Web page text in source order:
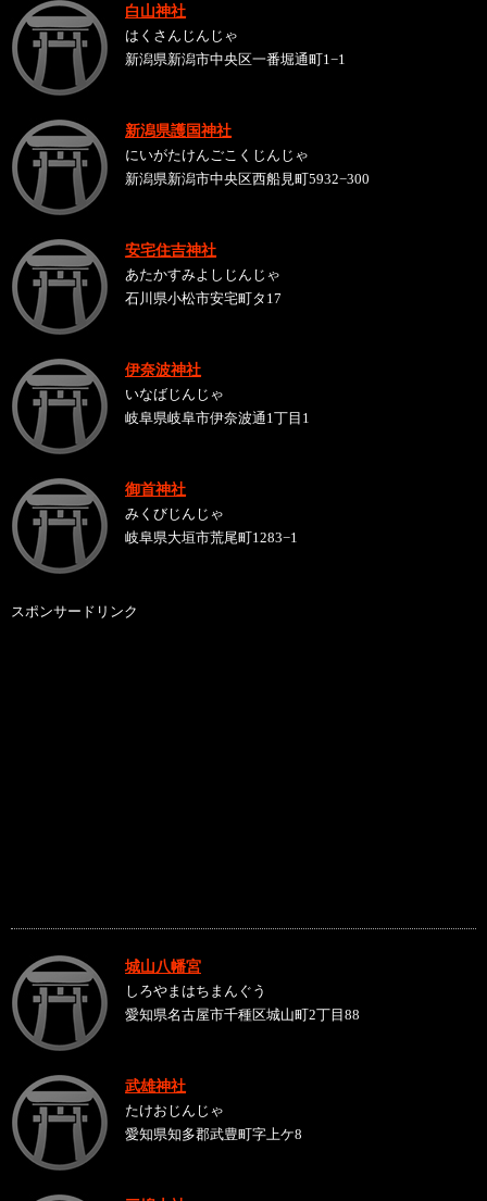
白山神社
はくさんじんじゃ
新潟県新潟市中央区一番堀通町1−1
新潟県護国神社
にいがたけんごこくじんじゃ
新潟県新潟市中央区西船見町5932−300
安宅住吉神社
あたかすみよしじんじゃ
石川県小松市安宅町タ17
伊奈波神社
いなばじんじゃ
岐阜県岐阜市伊奈波通1丁目1
御首神社
みくびじんじゃ
岐阜県大垣市荒尾町1283−1
スポンサードリンク
城山八幡宮
しろやまはちまんぐう
愛知県名古屋市千種区城山町2丁目88
武雄神社
たけおじんじゃ
愛知県知多郡武豊町字上ケ8